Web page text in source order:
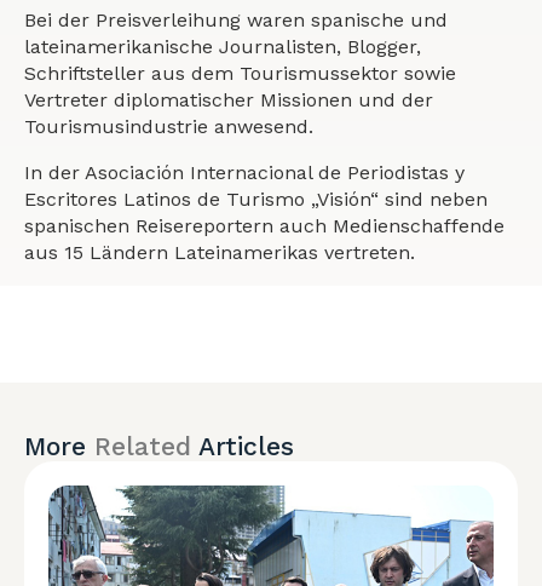
Bei der Preisverleihung waren spanische und
lateinamerikanische Journalisten, Blogger,
Schriftsteller aus dem Tourismussektor sowie
Vertreter diplomatischer Missionen und der
Tourismusindustrie anwesend.
In der Asociación Internacional de Periodistas y
Escritores Latinos de Turismo „Visión“ sind neben
spanischen Reisereportern auch Medienschaffende
aus 15 Ländern Lateinamerikas vertreten.
More Related Articles